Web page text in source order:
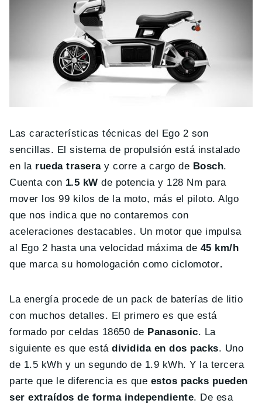
Las características técnicas del Ego 2 son
sencillas. El sistema de propulsión está instalado
en la rueda traseray corre a cargo de Bosch.
Cuenta con 1.5 kW de potencia y 128 Nm para
mover los 99 kilos de la moto, más el piloto. Algo
que nos indica que no contaremos con
aceleraciones destacables. Un motor que impulsa
al Ego 2 hasta una velocidad máxima de 45 km/h
que marca su homologación como ciclomotor.
La energía procede de un pack de baterías de litio
con muchos detalles. El primero es que está
formado por celdas 18650 de Panasonic. La
siguiente es que estádividida en dos packs. Uno
de 1.5 kWh y un segundo de 1.9 kWh. Y la tercera
parte que le diferencia es que estos packs pueden
ser extraídos de forma independiente. De esa